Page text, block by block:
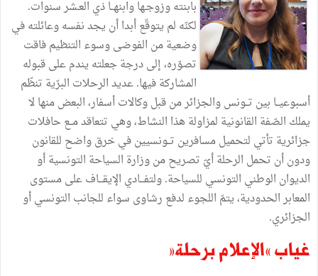
بابنته وزوجـها وابنهــا ذي العـشر سنوات.
لكنّه لم يتوقّع أبدا أن يجد نفسه وعائلته في
وضعية من الفوضى وسوء التنظيم فاقت
تصوّره، إلى درجة جعلته يندم على قبوله
المشاركة فيها. عديد الرحلات البرّية تنظّم
أسبوعيــا بين تــونس والجزائر من قبل وكالات أسفار، البعض منها لا
يملك الصّفة القانونية لمزاولة هذا النشاط، وهي تتعاقد مــع حافلات
جزائرية تأتي لتحميل مسافرين تــونسيين في خرق واضح للقانون
ودون أن تحمل الرحلة أيّ تصريح من وزارة السياحة التونسية أو
الديوان الوطني التونسي للسياحة. ولتفـــادي الإيقـــاف على مستوى
المعابر الحدودية، يتمّ اللجوء لدفع رشاوى سواء للجانب التونسي أو
الجزائري.
غياب «الإعلام برحلة»